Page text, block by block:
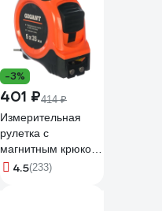
-3%
401 ₽414 ₽
Измерительная
рулетка с
магнитным крюком,
5x25мм Gigant
4.5(233)